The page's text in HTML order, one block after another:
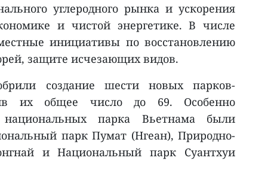
углеродного рынка и ускорения
и чистой энергетике. В числе
инициативы по восстановлению
защите исчезающих видов.
создание шести новых парков-
их общее число до 69. Особенно
парка Вьетнама были
парк Пумат (Нгеан), Природно-
и Национальный парк Суантхуи